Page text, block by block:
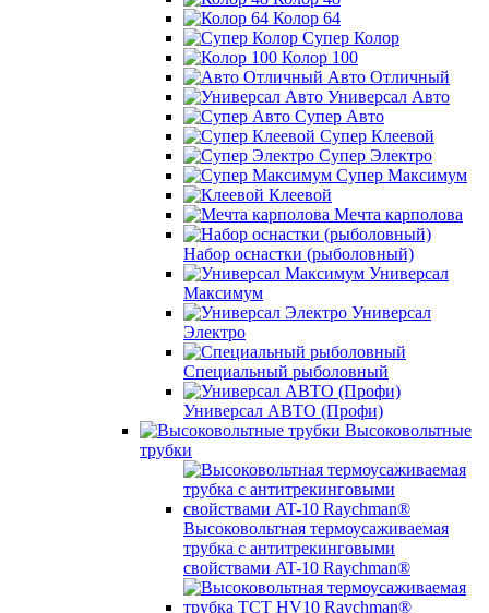
Колор 64
Супер Колор
Колор 100
Авто Отличный
Универсал Авто
Супер Авто
Супер Клеевой
Супер Электро
Супер Максимум
Клеевой
Мечта карполова
Набор оснастки (рыболовный)
Универсал
Максимум
Универсал
Электро
Специальный рыболовный
Универсал АВТО (Профи)
Высоковольтные
трубки
Высоковольтная термоусаживаемая
трубка с антитрекинговыми
свойствами AT-10 Raychman®